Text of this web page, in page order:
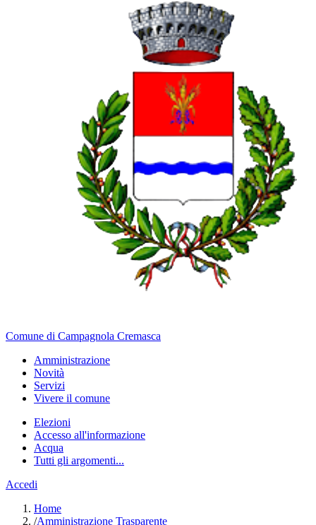
Comune di Campagnola Cremasca
Amministrazione
Novità
Servizi
Vivere il comune
Elezioni
Accesso all'informazione
Acqua
Tutti gli argomenti...
Accedi
Home
/Amministrazione Trasparente